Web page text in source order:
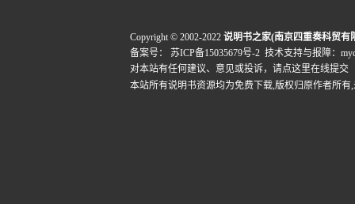
Copyright © 2002-2022 说明书之家(南京四重奏科贸有
备案号：
苏ICP备15035679号-2 技术支持与报障：
对本站有任何建议、意见或投诉， 请点这里在线提交
本站所有说明书资源均为免费下载,版权归原作者所